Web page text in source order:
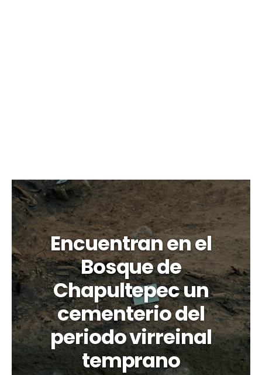
Encuentran en el
Bosque de
Chapultepec un
cementerio del
periodo virreinal
temprano